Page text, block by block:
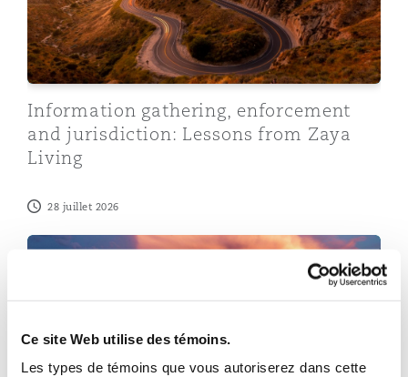
Ce site Web utilise des témoins.
Les types de témoins que vous autoriserez dans cette
Entretien, réparation et
Droit aérien commercial
Satellites et espace
Couverture d’assurance
Responsabilité du fabricant
Bator
Jersey
York
Bulletins
Information gathering, enforcement
and jurisdiction: Lessons from Zaya
Living
28 juillet 2026
Real estate tokenisation | How it works in the UAE: